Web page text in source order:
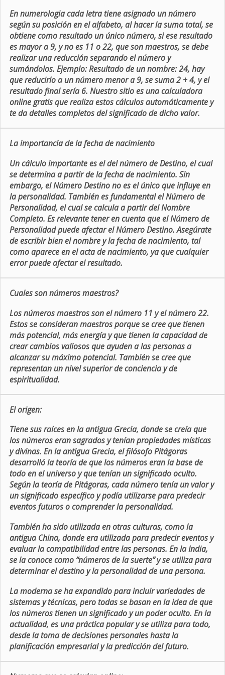
En numerologia cada letra tiene asignado un número
según su posición en el alfabeto, al hacer la suma total, se
obtiene como resultado un único número, si ese resultado
es mayor a 9, y no es 11 o 22, que son maestros, se debe
realizar una reducción separando el número y
sumándolos. Ejemplo: Resultado de un nombre: 24, hay
que reducirlo a un número menor a 9, se suma 2 + 4, y el
resultado final sería 6. Nuestro sitio es una calculadora
online gratis que realiza estos cálculos automáticamente y
te da detalles completos del significado de dicho valor.
La importancia de la fecha de nacimiento
Un cálculo importante es el del número de Destino, el cual
se determina a partir de la fecha de nacimiento. Sin
embargo, el Número Destino no es el único que influye en
la personalidad. También es fundamental el Número de
Personalidad, el cual se calcula a partir del Nombre
Completo. Es relevante tener en cuenta que el Número de
Personalidad puede afectar el Número Destino. Asegúrate
de escribir bien el nombre y la fecha de nacimiento, tal
como aparece en el acta de nacimiento, ya que cualquier
error puede afectar el resultado.
Cuales son números maestros?
Los números maestros son el número 11 y el número 22.
Estos se consideran maestros porque se cree que tienen
más potencial, más energía y que tienen la capacidad de
crear cambios valiosos que ayuden a las personas a
alcanzar su máximo potencial. También se cree que
representan un nivel superior de conciencia y de
espiritualidad.
El origen:
Tiene sus raíces en la antigua Grecia, donde se creía que
los números eran sagrados y tenían propiedades místicas
y divinas. En la antigua Grecia, el filósofo Pitágoras
desarrolló la teoría de que los números eran la base de
todo en el universo y que tenían un significado oculto.
Según la teoría de Pitágoras, cada número tenía un valor y
un significado específico y podía utilizarse para predecir
eventos futuros o comprender la personalidad.
También ha sido utilizada en otras culturas, como la
antigua China, donde era utilizada para predecir eventos y
evaluar la compatibilidad entre las personas. En la India,
se la conoce como “números de la suerte” y se utiliza para
determinar el destino y la personalidad de una persona.
La moderna se ha expandido para incluir variedades de
sistemas y técnicas, pero todas se basan en la idea de que
los números tienen un significado y un poder oculto. En la
actualidad, es una práctica popular y se utiliza para todo,
desde la toma de decisiones personales hasta la
planificación empresarial y la predicción del futuro.